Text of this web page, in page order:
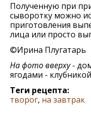
Полученную при
сыворотку можно
приготовления
лица или просто
©Ирина Плугатарь
На фото вверху-
ягодами -
Теги рецепта:
творог, на завтрак